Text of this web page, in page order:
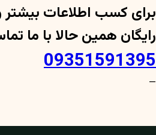
برای کسب اطلاعات بیشتر
رایگان همین حالا با ما
09351591395
—